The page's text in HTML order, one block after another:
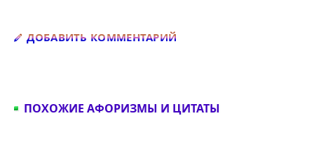
ДОБАВИТЬ КОММЕНТАРИЙ
ПОХОЖИЕ АФОРИЗМЫ И ЦИТАТЫ